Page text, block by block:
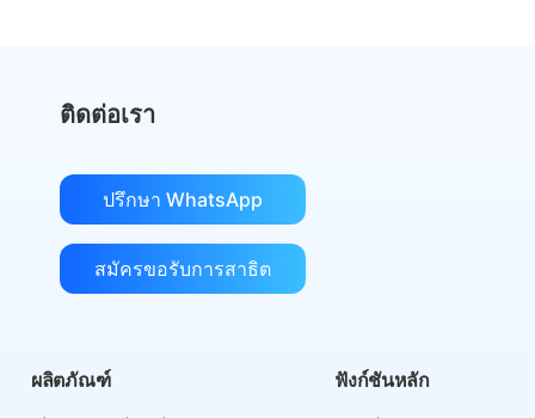
ติดต่อเรา
ปรึกษา WhatsApp
สมัครขอรับการสาธิต
ผลิตภัณฑ์ ฟังก์ชันหลัก